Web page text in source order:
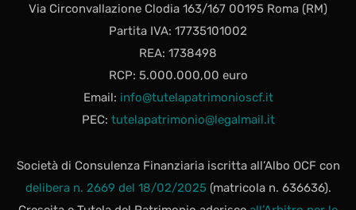
Società di Consulenza Finanziaria iscritta all’Albo OCF con
delibera n. 2669 del 18/02/2025 (matricola n. 636636).
Via Circonvallazione Clodia 163/167 00195 Roma (RM)
Partita IVA: 17735101002
REA: 1738498
RCP: 5.000.000,00 euro
Email: info@tutelapatrimonioscf.it
PEC: tutelapatrimonio@legalmail.it